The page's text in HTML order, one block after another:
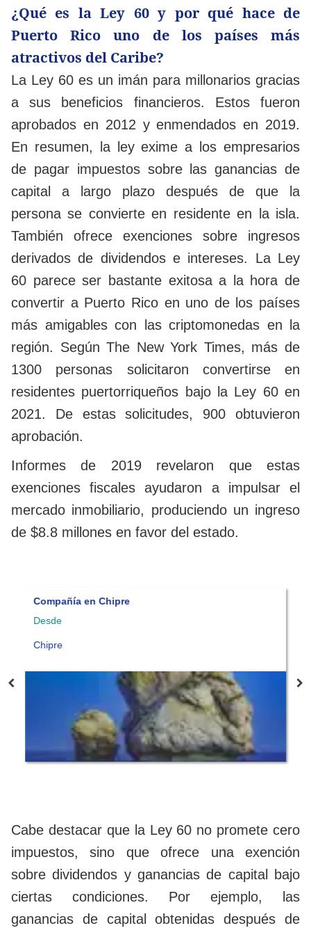
¿Qué es la Ley 60 y por qué hace de
Puerto Rico uno de los países más
atractivos del Caribe?
La Ley 60 es un imán para millonarios gracias
a sus beneficios financieros. Estos fueron
aprobados en 2012 y enmendados en 2019.
En resumen, la ley exime a los empresarios
de pagar impuestos sobre las ganancias de
capital a largo plazo después de que la
persona se convierte en residente en la isla.
También ofrece exenciones sobre ingresos
derivados de dividendos e intereses. La Ley
60 parece ser bastante exitosa a la hora de
convertir a Puerto Rico en uno de los países
más amigables con las criptomonedas en la
región. Según The New York Times, más de
1300 personas solicitaron convertirse en
residentes puertorriqueños bajo la Ley 60 en
2021. De estas solicitudes, 900 obtuvieron
aprobación.
Informes de 2019 revelaron que estas
exenciones fiscales ayudaron a impulsar el
mercado inmobiliario, produciendo un ingreso
de $8.8 millones en favor del estado.
Compañía en Chipre
Desde
Chipre
Cabe destacar que la Ley 60 no promete cero
impuestos, sino que ofrece una exención
sobre dividendos y ganancias de capital bajo
ciertas condiciones. Por ejemplo, las
ganancias de capital obtenidas después de